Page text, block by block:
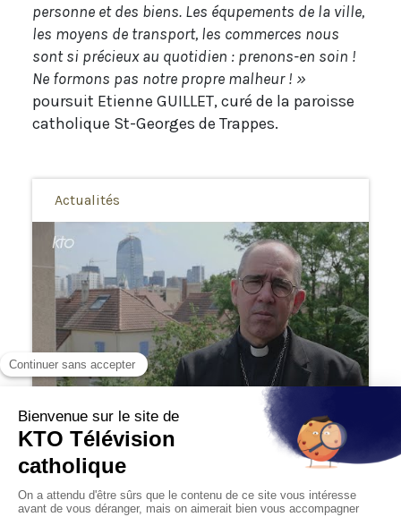
personne et des biens. Les équpements de la ville,
les moyens de transport, les commerces nous
sont si précieux au quotidien : prenons-en soin !
Ne formons pas notre propre malheur ! »
poursuit Etienne GUILLET, curé de la paroisse
catholique St-Georges de Trappes.
Actualités
#Nanterre "Les chrétiens ont la mission
d’être des artisans de paix" Mgr Matthieu
Rougé
30/06/2023